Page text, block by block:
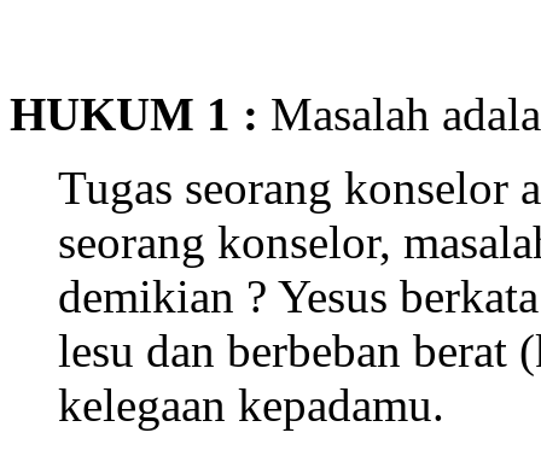
HUKUM 1 : Masalah
Tugas seorang konselor
seorang konselor,
demikian ? Yesus
lesu dan berbeban berat
kelegaan kepadamu.